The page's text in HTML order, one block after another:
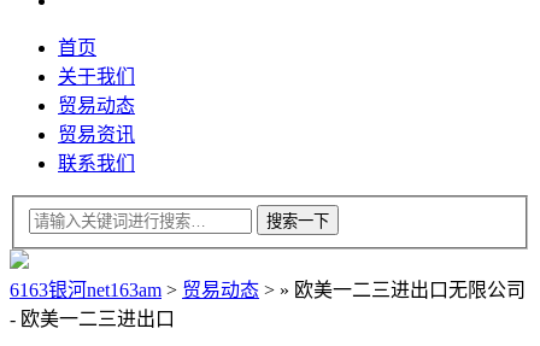
首页
关于我们
贸易动态
贸易资讯
联系我们
6163银河net163am > 贸易动态 > » 欧美一二三进出口无限公司
- 欧美一二三进出口